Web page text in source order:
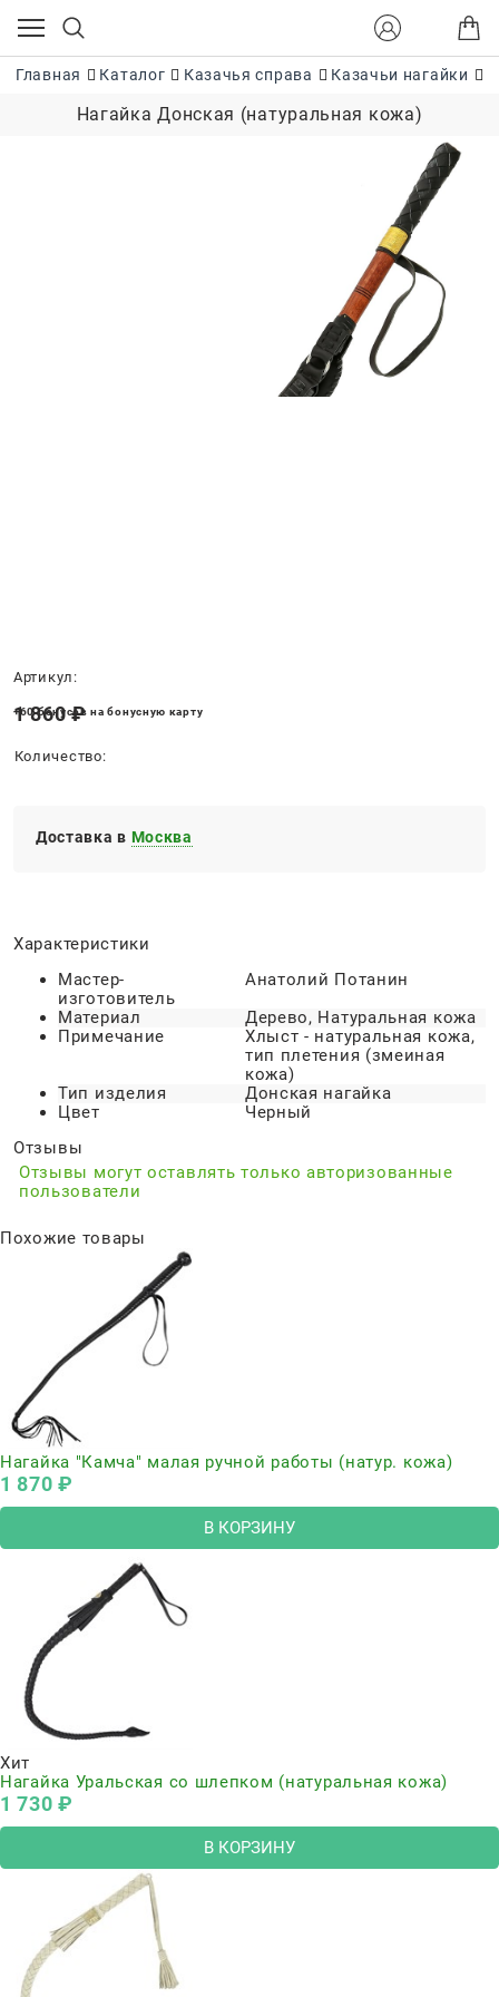
Главная Каталог Казачья справа Казачьи нагайки
Нагайка Донская (натуральная кожа)
Артикул:
1 860 ₽
+60 бонусов на бонусную карту
Количество:
Доставка в Москва
Характеристики
Мастер-
изготовитель
Анатолий Потанин
Материал
Дерево, Натуральная кожа
Примечание
Хлыст - натуральная кожа,
тип плетения (змеиная
кожа)
Тип изделия
Донская нагайка
Цвет
Черный
Отзывы
Отзывы могут оставлять только авторизованные
пользователи
Похожие товары
Нагайка "Камча" малая ручной работы (натур. кожа)
1 870 ₽
В КОРЗИНУ
Хит
Нагайка Уральская со шлепком (натуральная кожа)
1 730 ₽
В КОРЗИНУ